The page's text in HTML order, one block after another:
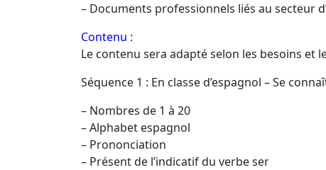
– Documents professionnels liés au secteur
Contenu :
Le contenu sera adapté selon les besoins et
Séquence 1 : En classe d’espagnol – Se
– Nombres de 1 à 20
– Alphabet espagnol
– Prononciation
– Présent de l’indicatif du verbe ser